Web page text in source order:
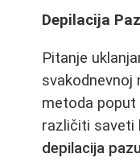
Depilacija
Pitanje
svakodnevnoj
metoda poput
različiti saveti
depilacija